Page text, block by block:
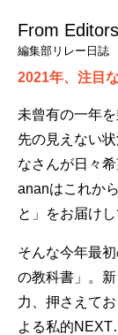
From Editors
編集部リレー日誌
2021年、注目
未曾有の一年
先の見えない
なさんが日々
ananはこれか
と」をお届け
そんな今年最
の教科書」。
力、押さえて
よる私的